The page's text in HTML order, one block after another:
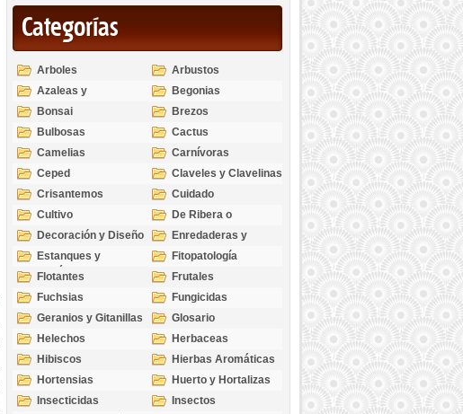
Categorías
Arboles
Arbustos
Azaleas y
Rododendros
Begonias
Bonsai
Brezos
Bulbosas
Cactus
Camelias
Carnívoras
Ceped
Claveles y Clavelinas
Crisantemos
Cuidado
Cultivo
De Ribera o
Palustres
Decoración y Diseño
Enredaderas y
cubresuelos
Estanques y
Acuáticas
Fitopatología
Flotantes
Frutales
Fuchsias
Fungicidas
Geranios y Gitanillas
Glosario
Helechos
Herbaceas
Hibiscos
Hierbas Aromáticas
Hortensias
Huerto y Hortalizas
Insecticidas
Insectos